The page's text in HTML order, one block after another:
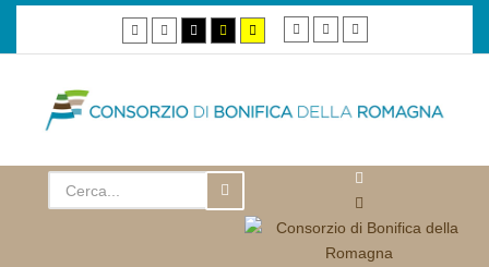
Default
mode
Night
mode
High
contrast
black/white
High
contrast
black/yellow
High
contrast
yellow/black
Smaller
font
Default
font
Larger